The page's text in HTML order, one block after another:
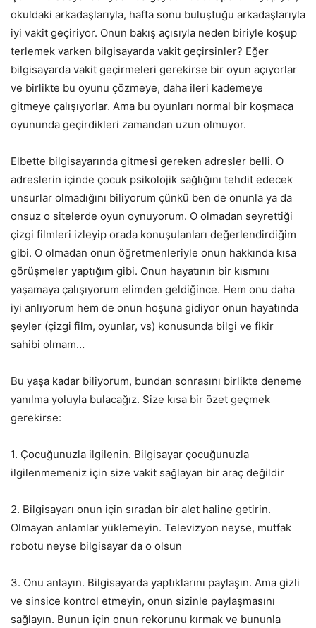
okuldaki arkadaşlarıyla, hafta sonu buluştuğu arkadaşlarıyla
iyi vakit geçiriyor. Onun bakış açısıyla neden biriyle koşup
terlemek varken bilgisayarda vakit geçirsinler? Eğer
bilgisayarda vakit geçirmeleri gerekirse bir oyun açıyorlar
ve birlikte bu oyunu çözmeye, daha ileri kademeye
gitmeye çalışıyorlar. Ama bu oyunları normal bir koşmaca
oyununda geçirdikleri zamandan uzun olmuyor.
Elbette bilgisayarında gitmesi gereken adresler belli. O
adreslerin içinde çocuk psikolojik sağlığını tehdit edecek
unsurlar olmadığını biliyorum çünkü ben de onunla ya da
onsuz o sitelerde oyun oynuyorum. O olmadan seyrettiği
çizgi filmleri izleyip orada konuşulanları değerlendirdiğim
gibi. O olmadan onun öğretmenleriyle onun hakkında kısa
görüşmeler yaptığım gibi. Onun hayatının bir kısmını
yaşamaya çalışıyorum elimden geldiğince. Hem onu daha
iyi anlıyorum hem de onun hoşuna gidiyor onun hayatında
şeyler (çizgi film, oyunlar, vs) konusunda bilgi ve fikir
sahibi olmam…
Bu yaşa kadar biliyorum, bundan sonrasını birlikte deneme
yanılma yoluyla bulacağız. Size kısa bir özet geçmek
gerekirse:
1. Çocuğunuzla ilgilenin. Bilgisayar çocuğunuzla
ilgilenmemeniz için size vakit sağlayan bir araç değildir
2. Bilgisayarı onun için sıradan bir alet haline getirin.
Olmayan anlamlar yüklemeyin. Televizyon neyse, mutfak
robotu neyse bilgisayar da o olsun
3. Onu anlayın. Bilgisayarda yaptıklarını paylaşın. Ama gizli
ve sinsice kontrol etmeyin, onun sizinle paylaşmasını
sağlayın. Bunun için onun rekorunu kırmak ve bununla